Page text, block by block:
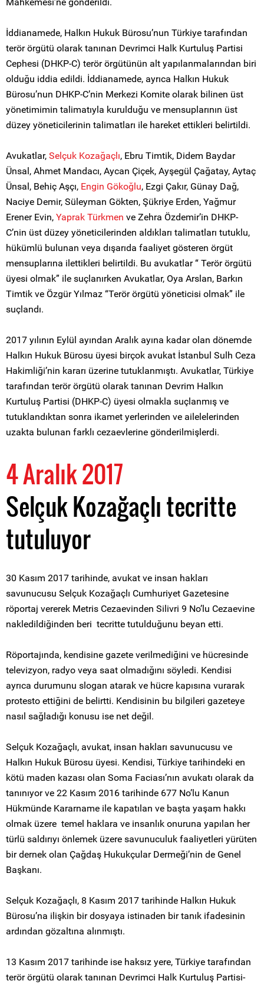
İddianamede, Halkın Hukuk Bürosu’nun Türkiye tarafından
terör örgütü olarak tanınan Devrimci Halk Kurtuluş Partisi
Cephesi (DHKP-C) terör örgütünün alt yapılanmalarından biri
olduğu iddia edildi. İddianamede, ayrıca Halkın Hukuk
Bürosu’nun DHKP-C’nin Merkezi Komite olarak bilinen üst
yönetimimin talimatıyla kurulduğu ve mensuplarının üst
düzey yöneticilerinin talimatları ile hareket ettikleri belirtildi.
Avukatlar, Selçuk Kozağaçlı, Ebru Timtik, Didem Baydar
Ünsal, Ahmet Mandacı, Aycan Çiçek, Ayşegül Çağatay, Aytaç
Ünsal, Behiç Aşçı, Engin Gökoğlu, Ezgi Çakır, Günay Dağ,
Naciye Demir, Süleyman Gökten, Şükriye Erden, Yağmur
Erener Evin, Yaprak Türkmen ve Zehra Özdemir’in DHKP-
C’nin üst düzey yöneticilerinden aldıkları talimatları tutuklu,
hükümlü bulunan veya dışarıda faaliyet gösteren örgüt
mensuplarına ilettikleri belirtildi. Bu avukatlar “ Terör örgütü
üyesi olmak” ile suçlanırken Avukatlar, Oya Arslan, Barkın
Timtik ve Özgür Yılmaz “Terör örgütü yöneticisi olmak” ile
suçlandı.
2017 yılının Eylül ayından Aralık ayına kadar olan dönemde
Halkın Hukuk Bürosu üyesi birçok avukat İstanbul Sulh Ceza
Hakimliği’nin kararı üzerine tutuklanmıştı. Avukatlar, Türkiye
tarafından terör örgütü olarak tanınan Devrim Halkın
Kurtuluş Partisi (DHKP-C) üyesi olmakla suçlanmış ve
tutuklandıktan sonra ikamet yerlerinden ve ailelelerinden
uzakta bulunan farklı cezaevlerine gönderilmişlerdi.
4 Aralık 2017
Selçuk Kozağaçlı tecritte
tutuluyor
30 Kasım 2017 tarihinde, avukat ve insan hakları
savunucusu Selçuk Kozağaçlı Cumhuriyet Gazetesine
röportaj vererek Metris Cezaevinden Silivri 9 No’lu Cezaevine
nakledildiğinden beri tecritte tutulduğunu beyan etti.
Röportajında, kendisine gazete verilmediğini ve hücresinde
televizyon, radyo veya saat olmadığını söyledi. Kendisi
ayrıca durumunu slogan atarak ve hücre kapısına vurarak
protesto ettiğini de belirtti. Kendisinin bu bilgileri gazeteye
nasıl sağladığı konusu ise net değil.
Selçuk Kozağaçlı, avukat, insan hakları savunucusu ve
Halkın Hukuk Bürosu üyesi. Kendisi, Türkiye tarihindeki en
kötü maden kazası olan Soma Faciası’nın avukatı olarak da
tanınıyor ve 22 Kasım 2016 tarihinde 677 No’lu Kanun
Hükmünde Kararname ile kapatılan ve başta yaşam hakkı
olmak üzere temel haklara ve insanlık onuruna yapılan her
türlü saldırıyı önlemek üzere savunuculuk faaliyetleri yürüten
bir dernek olan Çağdaş Hukukçular Dermeği’nin de Genel
Başkanı.
Selçuk Kozağaçlı, 8 Kasım 2017 tarihinde Halkın Hukuk
Bürosu’na ilişkin bir dosyaya istinaden bir tanık ifadesinin
ardından gözaltına alınmıştı.
13 Kasım 2017 tarihinde ise haksız yere, Türkiye tarafından
terör örgütü olarak tanınan Devrimci Halk Kurtuluş Partisi-